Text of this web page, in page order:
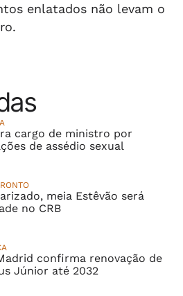
enlatados não levam o
cargo de ministro por
de assédio sexual
meia Estêvão será
no CRB
confirma renovação de
Júnior até 2032